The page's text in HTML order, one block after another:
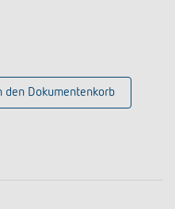
den Dokumentenkorb